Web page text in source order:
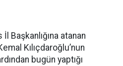
Başkanlığına atanan
Kılıçdaroğlu’nun
bugün yaptığı